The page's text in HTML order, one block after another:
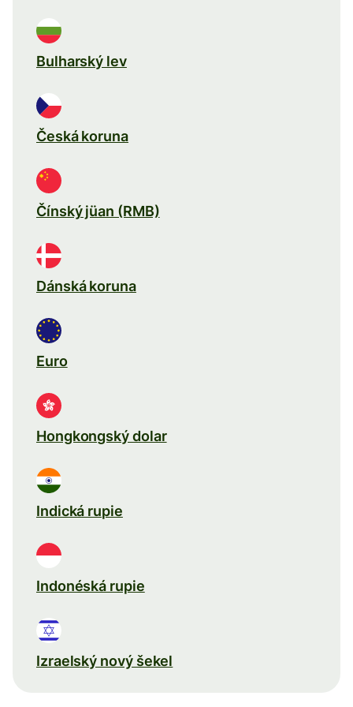
Bulharský lev
Česká koruna
Čínský jüan (RMB)
Dánská koruna
Euro
Hongkongský dolar
Indická rupie
Indonéská rupie
Izraelský nový šekel